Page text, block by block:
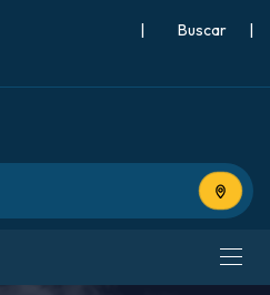
| |
Usar